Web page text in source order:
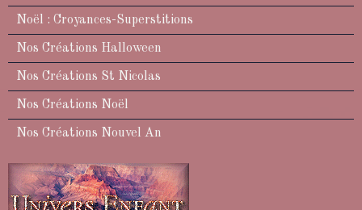
Noël : Croyances-Superstitions
Nos Créations Halloween
Nos Créations St Nicolas
Nos Créations Noël
Nos Créations Nouvel An